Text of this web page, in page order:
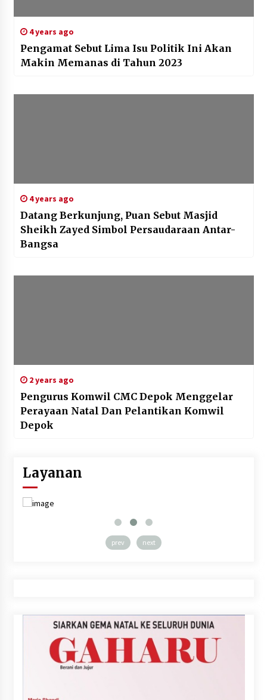
4 years ago
Pengamat Sebut Lima Isu Politik Ini Akan
Makin Memanas di Tahun 2023
4 years ago
Datang Berkunjung, Puan Sebut Masjid
Sheikh Zayed Simbol Persaudaraan Antar-
Bangsa
2 years ago
Pengurus Komwil CMC Depok Menggelar
Perayaan Natal Dan Pelantikan Komwil
Depok
Layanan
prev next